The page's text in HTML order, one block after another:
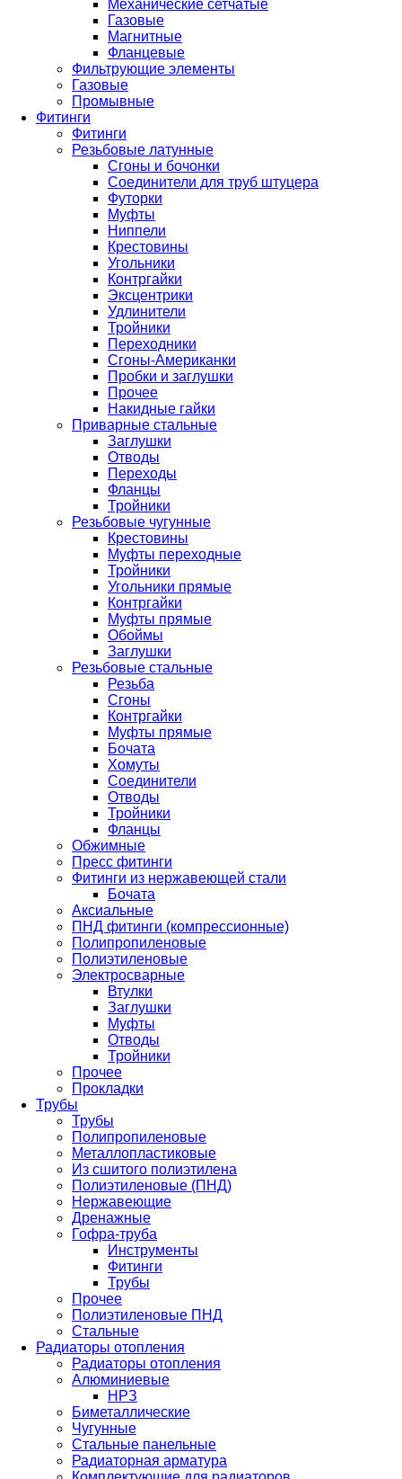
Механические сетчатые
Газовые
Магнитные
Фланцевые
Фильтрующие элементы
Газовые
Промывные
Фитинги
Фитинги
Резьбовые латунные
Сгоны и бочонки
Соединители для труб штуцера
Футорки
Муфты
Ниппели
Крестовины
Угольники
Контргайки
Эксцентрики
Удлинители
Тройники
Переходники
Сгоны-Американки
Пробки и заглушки
Прочее
Накидные гайки
Приварные стальные
Заглушки
Отводы
Переходы
Фланцы
Тройники
Резьбовые чугунные
Крестовины
Муфты переходные
Тройники
Угольники прямые
Контргайки
Муфты прямые
Обоймы
Заглушки
Резьбовые стальные
Резьба
Сгоны
Контргайки
Муфты прямые
Бочата
Хомуты
Соединители
Отводы
Тройники
Фланцы
Обжимные
Пресс фитинги
Фитинги из нержавеющей стали
Бочата
Аксиальные
ПНД фитинги (компрессионные)
Полипропиленовые
Полиэтиленовые
Электросварные
Втулки
Заглушки
Муфты
Отводы
Тройники
Прочее
Прокладки
Трубы
Трубы
Полипропиленовые
Металлопластиковые
Из сшитого полиэтилена
Полиэтиленовые (ПНД)
Нержавеющие
Дренажные
Гофра-труба
Инструменты
Фитинги
Трубы
Прочее
Полиэтиленовые ПНД
Стальные
Радиаторы отопления
Радиаторы отопления
Алюминиевые
НРЗ
Биметаллические
Чугунные
Стальные панельные
Радиаторная арматура